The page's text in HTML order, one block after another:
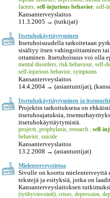
factors self-injurious behavior self-
Kansanterveyslaitos
11.3.2005 → (tutkijat)
Itsetuhokäyttäytyminen
Itsetuhoisuudella tarkoitetaan
sisältyy itsen vahingoittaminen
ottaminen. Itsetuhoisuus voi olla
mental disorders risk behaviour self-
self-injurious behavior symptoms
Kansanterveyslaitos
14.4.2004 → (asiantuntijat),
Itsetuhokäyttäytyminen ja
Projektin tarkoituksena on
itsetuhoajatuksia,
itsetuhokäyttäytymistä.
projects prophylaxis research self-
behavior suicide
Kansanterveyslaitos
13.2.2008 → (asiantuntijat)
Mielenterveystietoa
Sivulle on koottu mielenterveyttä
tekstejä ja esityksiä, jotka on
Kansanterveyslaitoksen
(työhyvinvointi) crises depression